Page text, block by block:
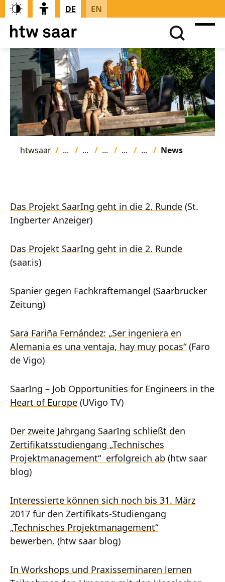
DE EN
htwsaar News
Das Projekt SaarIng geht in die 2. Runde (St.
Ingberter Anzeiger)
Das Projekt SaarIng geht in die 2. Runde
(saar.is)
Spanier gegen Fachkräftemangel (Saarbrücker
Zeitung)
Sara Fariña Fernández: „Ser ingeniera en
Alemania es una ventaja, hay muy pocas“(Faro
de Vigo)
SaarIng – Job Opportunities for Engineers in the
Heart of Europe (UVigo TV)
Der zweite Jahrgang SaarIng schließt den
Zertifikatsstudiengang „Technisches
Projektmanagement“ erfolgreich ab (htw saar
blog)
Interessierte können sich noch bis 31. März
2017 für den Zertifikats-Studiengang
„Technisches Projektmanagement“
bewerben. (htw saar blog)
In Workshops und Praxisseminaren lernen